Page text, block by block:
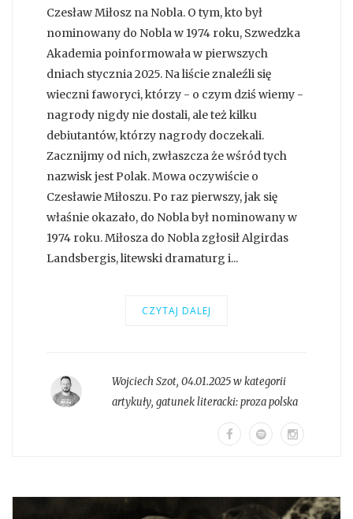
Czesław Miłosz na Nobla. O tym, kto był
nominowany do Nobla w 1974 roku, Szwedzka
Akademia poinformowała w pierwszych
dniach stycznia 2025. Na liście znaleźli się
wieczni faworyci, którzy - o czym dziś wiemy -
nagrody nigdy nie dostali, ale też kilku
debiutantów, którzy nagrody doczekali.
Zacznijmy od nich, zwłaszcza że wśród tych
nazwisk jest Polak. Mowa oczywiście o
Czesławie Miłoszu. Po raz pierwszy, jak się
właśnie okazało, do Nobla był nominowany w
1974 roku. Miłosza do Nobla zgłosił Algirdas
Landsbergis, litewski dramaturg i...
CZYTAJ DALEJ
Wojciech Szot, 04.01.2025 w kategorii
artykuły, gatunek literacki:proza polska